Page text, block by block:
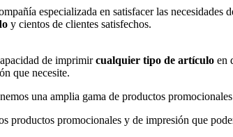
especializada en satisfacer las
y cientos de clientes satisfechos.
de imprimircualquier tipo de artículoen
que necesite.
una amplia gama de productos promocionales
productos promocionales y de impresión que